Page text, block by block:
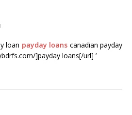
loan payday loans canadian payday
]payday loans[/url] ’